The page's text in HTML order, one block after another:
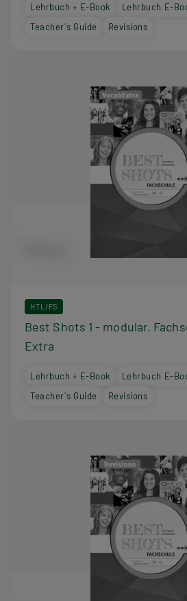
Lehrbuch + E-Book
Lehrbuch E-
Teacher´s Guide
Revisions
HTL/FS
Best Shots 1 - modular.
Extra
Lehrbuch + E-Book
Lehrbuch E-
Teacher´s Guide
Revisions